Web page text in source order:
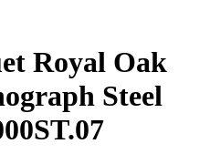
Royal Oak
Steel